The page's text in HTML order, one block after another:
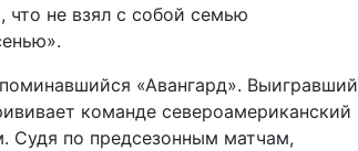
что не взял с собой семью
«Авангард». Выигравший
команде североамериканский
Судя по предсезонным матчам,